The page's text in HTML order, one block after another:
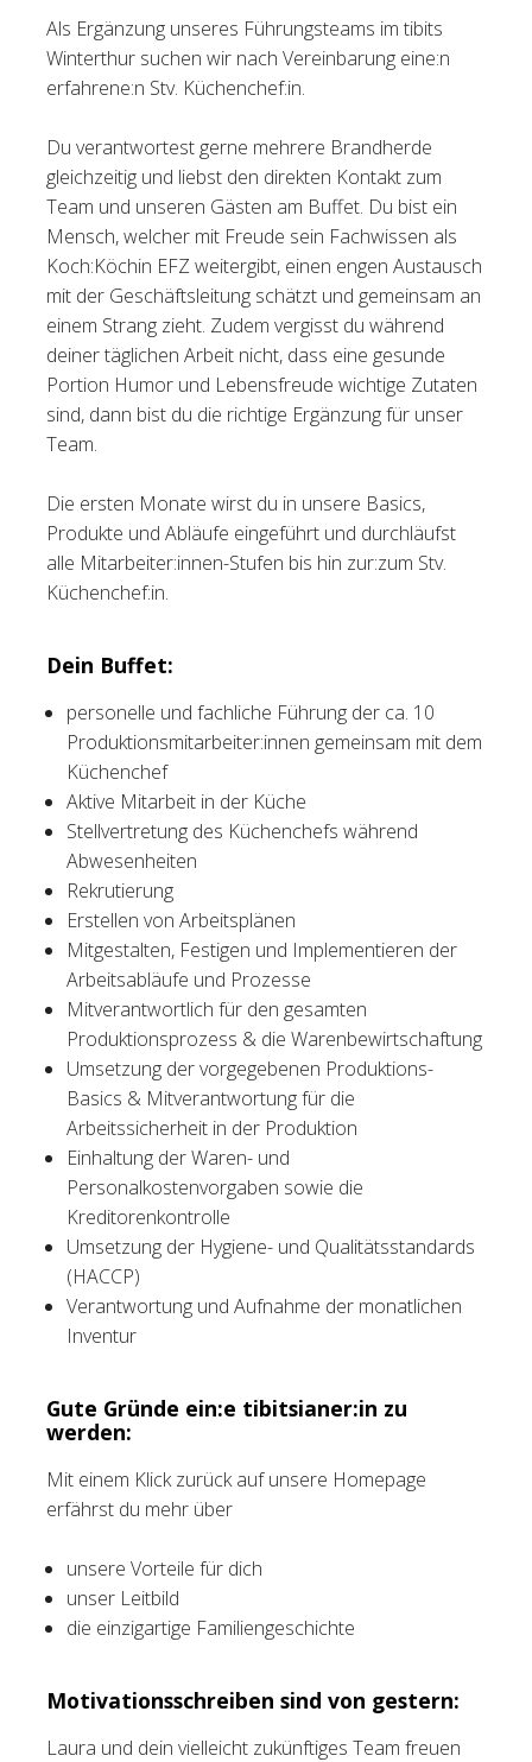
Tischreservation
Login
Schweiz (DE)
Als Ergänzung unseres Führungsteams im tibits
Winterthur suchen wir nach Vereinbarung eine:n
erfahrene:n Stv. Küchenchef:in.
Du verantwortest gerne mehrere Brandherde
gleichzeitig und liebst den direkten Kontakt zum
Team und unseren Gästen am Buffet. Du bist ein
Mensch, welcher mit Freude sein Fachwissen als
Koch:Köchin EFZ weitergibt, einen engen Austausch
mit der Geschäftsleitung schätzt und gemeinsam an
einem Strang zieht. Zudem vergisst du während
deiner täglichen Arbeit nicht, dass eine gesunde
Portion Humor und Lebensfreude wichtige Zutaten
sind, dann bist du die richtige Ergänzung für unser
Team.
Die ersten Monate wirst du in unsere Basics,
Produkte und Abläufe eingeführt und durchläufst
alle Mitarbeiter:innen-Stufen bis hin zur:zum Stv.
Küchenchef:in.
Dein Buffet:
personelle und fachliche Führung der ca. 10
Produktionsmitarbeiter:innen gemeinsam mit dem
Küchenchef
Aktive Mitarbeit in der Küche
Stellvertretung des Küchenchefs während
Abwesenheiten
Rekrutierung
Erstellen von Arbeitsplänen
Mitgestalten, Festigen und Implementieren der
Arbeitsabläufe und Prozesse
Mitverantwortlich für den gesamten
Produktionsprozess & die Warenbewirtschaftung
Umsetzung der vorgegebenen Produktions-
Basics & Mitverantwortung für die
Arbeitssicherheit in der Produktion
Einhaltung der Waren- und
Personalkostenvorgaben sowie die
Kreditorenkontrolle
Umsetzung der Hygiene- und Qualitätsstandards
(HACCP)
Verantwortung und Aufnahme der monatlichen
Inventur
Gute Gründe ein:e tibitsianer:in zu
werden:
Mit einem Klick zurück auf unsere Homepage
erfährst du mehr über
unsere Vorteile für dich
unser Leitbild
die einzigartige Familiengeschichte
Motivationsschreiben sind von gestern:
Laura und dein vielleicht zukünftiges Team freuen